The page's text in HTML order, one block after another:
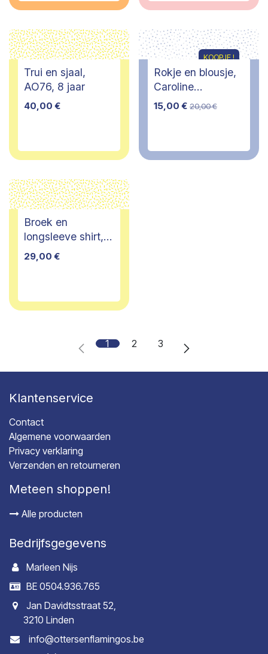
Trui en sjaal,
AO76, 8 jaar
40,00 €
KOOPJE !
Rokje en blousje,
Caroline
Bosmans, 2 jaar
15,00 € 20,00€
Broek en
longsleeve shirt,
Mundo Melocoton
by Siska
29,00 €
1 2 3
Klantenservice
Contact
Algemene voorwaarden
Privacy verklaring
Verzenden en retourneren
Meteen shoppen!
Alle producten
Bedrijfsgegevens
Marleen Nijs
BE 0504.936.765
Jan Davidtsstraat 52,
3210 Linden
info@ottersenflamingos.be